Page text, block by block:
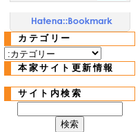
カテゴリー
本家サイト更新情報
サイト内検索